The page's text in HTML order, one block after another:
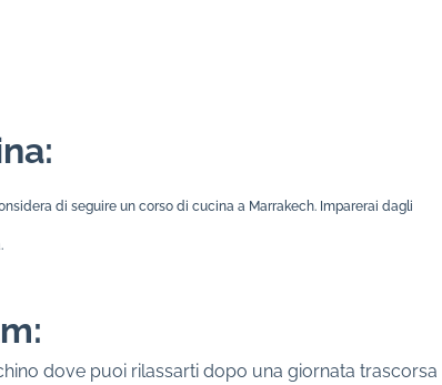
di seguire un corso di cucina a Marrakech. Imparerai dagli
dove puoi rilassarti dopo una giornata trascorsa